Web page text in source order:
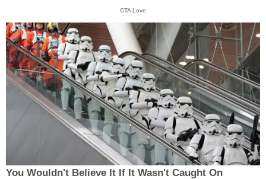
CTA Love
You Wouldn't Believe It If It Wasn't Caught On